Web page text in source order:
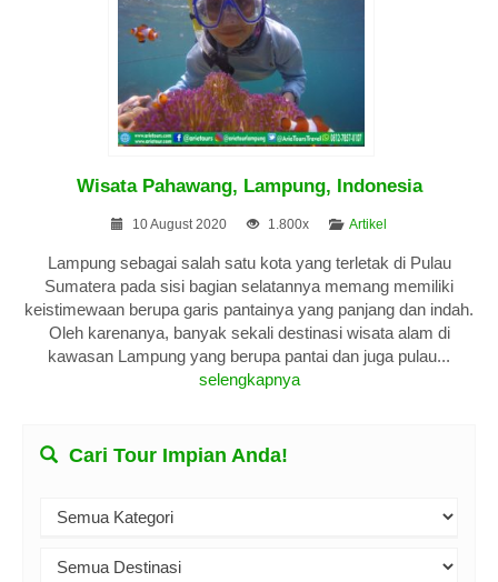
Wisata Pahawang, Lampung, Indonesia
10 August 2020 1.800x Artikel
Lampung sebagai salah satu kota yang terletak di Pulau
Sumatera pada sisi bagian selatannya memang memiliki
keistimewaan berupa garis pantainya yang panjang dan indah.
Oleh karenanya, banyak sekali destinasi wisata alam di
kawasan Lampung yang berupa pantai dan juga pulau...
selengkapnya
Cari Tour Impian Anda!